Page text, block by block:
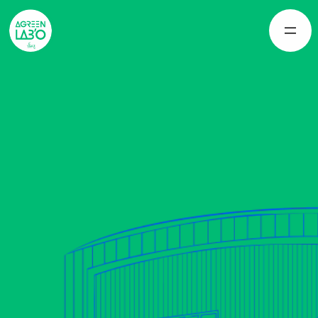
Panneau de gestion des cookies